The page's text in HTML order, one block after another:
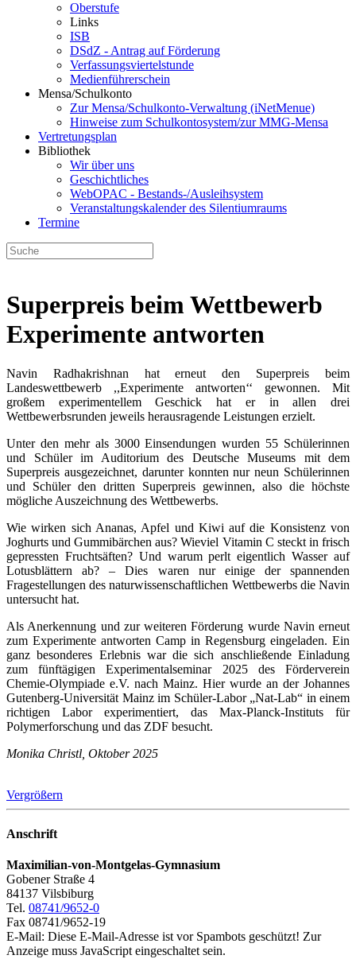
Oberstufe
Links
ISB
DSdZ - Antrag auf Förderung
Verfassungsviertelstunde
Medienführerschein
Mensa/Schulkonto
Zur Mensa/Schulkonto-Verwaltung (iNetMenue)
Hinweise zum Schulkontosystem/zur MMG-Mensa
Vertretungsplan
Bibliothek
Wir über uns
Geschichtliches
WebOPAC - Bestands-/Ausleihsystem
Veranstaltungskalender des Silentiumraums
Termine
Superpreis beim Wettbewerb
Experimente antworten
Navin Radhakrishnan hat erneut den Superpreis beim
Landeswettbewerb ,,Experimente antworten‘‘ gewonnen. Mit
großem experimentellem Geschick hat er in allen drei
Wettbewerbsrunden jeweils herausragende Leistungen erzielt.
Unter den mehr als 3000 Einsendungen wurden 55 Schülerinnen
und Schüler im Auditorium des Deutsche Museums mit dem
Superpreis ausgezeichnet, darunter konnten nur neun Schülerinnen
und Schüler den dritten Superpreis gewinnen, also die höchste
mögliche Auszeichnung des Wettbewerbs.
Wie wirken sich Ananas, Apfel und Kiwi auf die Konsistenz von
Joghurts und Gummibärchen aus? Wieviel Vitamin C steckt in frisch
gepressten Fruchtsäften? Und warum perlt eigentlich Wasser auf
Lotusblättern ab? – Dies waren nur einige der spannenden
Fragestellungen des naturwissenschaftlichen Wettbewerbs die Navin
untersucht hat.
Als Anerkennung und zur weiteren Förderung wurde Navin erneut
zum Experimente antworten Camp in Regensburg eingeladen. Ein
ganz besonderes Erlebnis war die sich anschließende Einladung
zum fünftägigen Experimentalseminar 2025 des Förderverein
Chemie-Olympiade e.V. nach Mainz. Hier wurde an der Johannes
Gutenberg-Universität Mainz im Schüler-Labor „Nat-Lab“ in einem
richtigen Labor experimentiert, das Max-Planck-Instituts für
Polymerforschung und das ZDF besucht.
Monika Christl, Oktober 2025
Vergrößern
Anschrift
Maximilian-von-Montgelas-Gymnasium
Gobener Straße 4
84137 Vilsbiburg
Tel. 08741/9652-0
Fax 08741/9652-19
E-Mail: Diese E-Mail-Adresse ist vor Spambots geschützt! Zur
Anzeige muss JavaScript eingeschaltet sein.